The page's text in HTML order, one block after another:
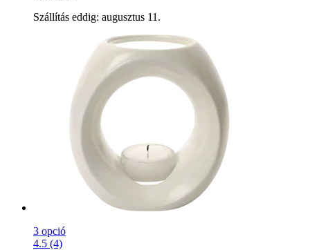
Szállítás eddig: augusztus 11.
3 opció
4.5 (4)